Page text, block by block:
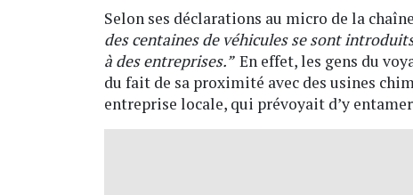
Selon ses déclarations au micro de la chaîne
des centaines de véhicules se sont
à des entreprises.” En effet, les gens du
du fait de sa proximité avec des usines
entreprise locale, qui prévoyait d’y